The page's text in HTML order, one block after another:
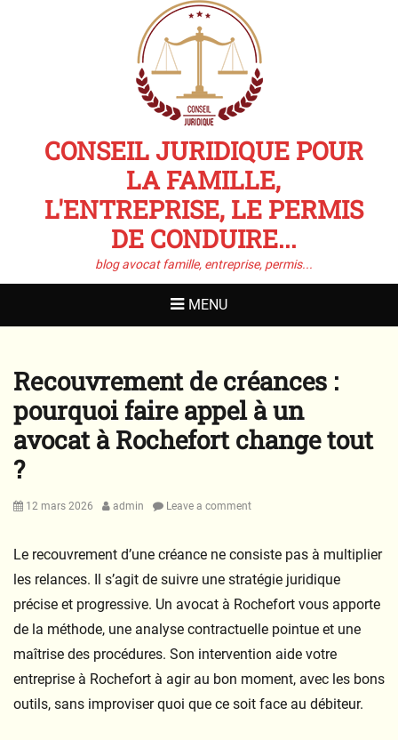
CONSEIL JURIDIQUE POUR
LA FAMILLE,
L'ENTREPRISE, LE PERMIS
DE CONDUIRE...
blog avocat famille, entreprise, permis...
MENU
Recouvrement de créances :
pourquoi faire appel à un
avocat à Rochefort change tout
?
Posted
12 mars 2026 Author
admin Leave a comment
Le recouvrement d’une créance ne consiste pas à multiplier
les relances. Il s’agit de suivre une stratégie juridique
précise et progressive. Un avocat à Rochefort vous apporte
de la méthode, une analyse contractuelle pointue et une
maîtrise des procédures. Son intervention aide votre
entreprise à Rochefort à agir au bon moment, avec les bons
outils, sans improviser quoi que ce soit face au débiteur.